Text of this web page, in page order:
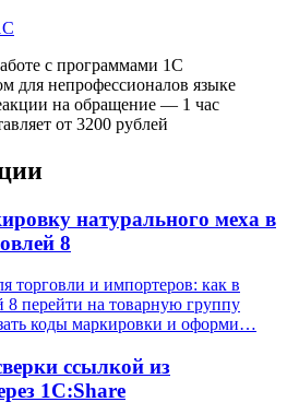
с программами 1С
для непрофессионалов языке
на обращение — 1 час
от 3200 рублей
натурального меха в
8
торговли и импортеров: как в
8 перейти на товарную группу
коды маркировки и оформи…
ссылкой из
1С:Share